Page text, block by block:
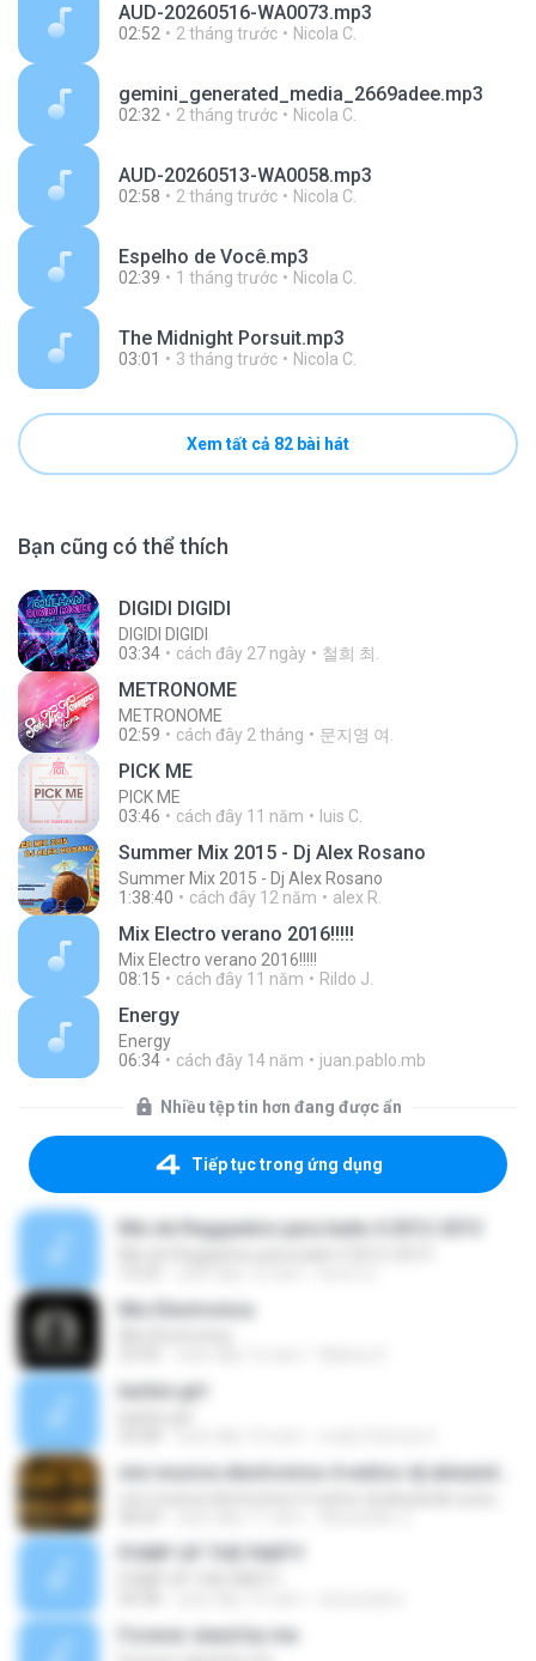
AUD-20260516-WA0073.mp3
02:52 2 tháng trước Nicola C.
gemini_generated_media_2669adee.mp3
02:32 2 tháng trước Nicola C.
AUD-20260513-WA0058.mp3
02:58 2 tháng trước Nicola C.
Espelho de Você.mp3
02:39 1 tháng trước Nicola C.
The Midnight Porsuit.mp3
03:01 3 tháng trước Nicola C.
Xem tất cả 82 bài hát
Bạn cũng có thể thích
DIGIDI DIGIDI
DIGIDI DIGIDI
03:34
cách đây 27 ngày 철희 최.
METRONOME
METRONOME
02:59
cách đây 2 tháng 문지영 여.
PICK ME
PICK ME
03:46
cách đây 11 năm luis C.
Summer Mix 2015 - Dj Alex Rosano
Summer Mix 2015 - Dj Alex Rosano
1:38:40
cách đây 12 năm alex R.
Mix Electro verano 2016!!!!!
Mix Electro verano 2016!!!!!
08:15
cách đây 11 năm Rildo J.
Energy
Energy
06:34
cách đây 14 năm juan.pablo.mb
Nhiều tệp tin hơn đang được ẩn
Tiếp tục trong ứng dụng
Mix de Reggaeton para baile 4 2012-2013
Mix Electronica
barbie girl
PUMP UP THE PARTY
Forever stand by me